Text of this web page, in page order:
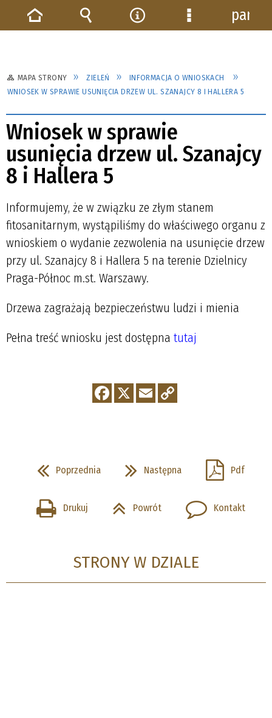
MAPA STRONY ZIELEŃ
INFORMACJA O WNIOSKACH
WNIOSEK W SPRAWIE USUNIĘCIA DRZEW UL. SZANAJCY 8 I HALLERA 5
Wniosek w sprawie
usunięcia drzew ul. Szanajcy
8 i Hallera 5
Informujemy, że w związku ze złym stanem
fitosanitarnym, wystąpiliśmy do właściwego organu z
wnioskiem o wydanie zezwolenia na usunięcie drzew
przy ul. Szanajcy 8 i Hallera 5 na terenie Dzielnicy
Praga-Północ m.st. Warszawy.
Drzewa zagrażają bezpieczeństwu ludzi i mienia
Pełna treść wniosku jest dostępna tutaj
Poprzednia Następna Pdf
Drukuj Powrót Kontakt
STRONY W DZIALE
Strona Wyszukiwarka
NarzędziaMenu
panel